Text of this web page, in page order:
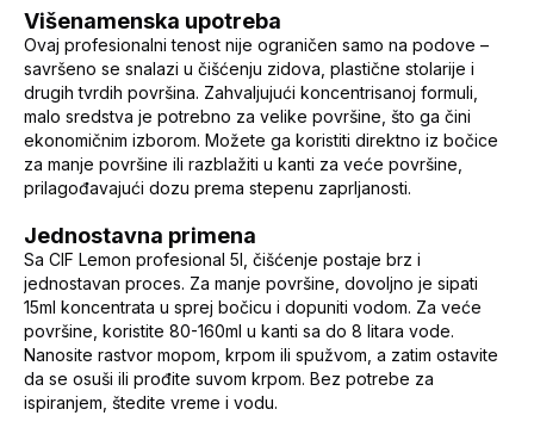
Višenamenska upotreba
Ovaj profesionalni tenost nije ograničen samo na podove –
savršeno se snalazi u čišćenju zidova, plastične stolarije i
drugih tvrdih površina. Zahvaljujući koncentrisanoj formuli,
malo sredstva je potrebno za velike površine, što ga čini
ekonomičnim izborom. Možete ga koristiti direktno iz bočice
za manje površine ili razblažiti u kanti za veće površine,
prilagođavajući dozu prema stepenu zaprljanosti.
Jednostavna primena
Sa CIF Lemon profesional 5l, čišćenje postaje brz i
jednostavan proces. Za manje površine, dovoljno je sipati
15ml koncentrata u sprej bočicu i dopuniti vodom. Za veće
površine, koristite 80-160ml u kanti sa do 8 litara vode.
Nanosite rastvor mopom, krpom ili spužvom, a zatim ostavite
da se osuši ili prođite suvom krpom. Bez potrebe za
ispiranjem, štedite vreme i vodu.